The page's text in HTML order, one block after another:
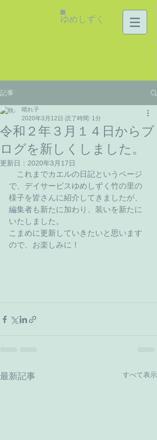
ゆめしずく
記事
令和２年３月１４日からブ
ログを新しくしました。
晴れ子
2020年3月12日 読了時間: 1分
更新日： 2020年3月17日
これまでカエルの日記というページ
で、デイサービスゆめしずく竹の里の
様子を皆さんに紹介してきましたが、
編集者も新たに加わり、装いを新たに
いたしました。
こまめに更新していきたいと思います
ので、お楽しみに！
最新記事 すべて表示